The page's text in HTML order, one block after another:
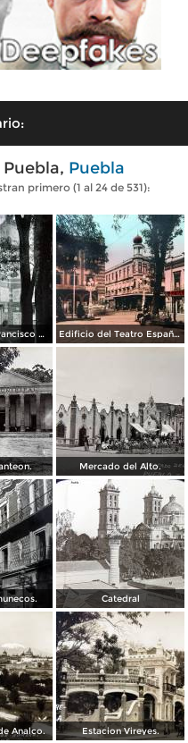
Puebla
primero (1 al 24 de 531):
Iglesia de San Francisco por el Fotógrafo Hugo Brehme. Edificio del Teatro Español.
Mercado del Alto.
Catedral
Analco. Estacion Vireyes.